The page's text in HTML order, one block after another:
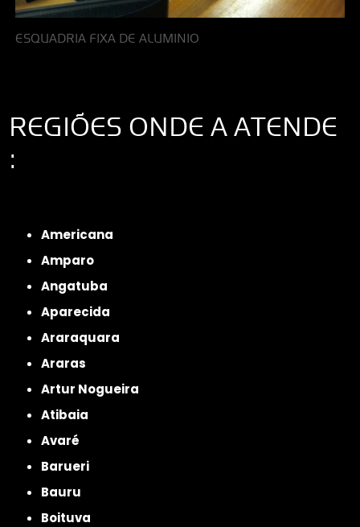
ESQUADRIA FIXA DE ALUMINIO
REGIÕES ONDE A ATENDE
:
Americana
Amparo
Angatuba
Aparecida
Araraquara
Araras
Artur Nogueira
Atibaia
Avaré
Barueri
Bauru
Boituva